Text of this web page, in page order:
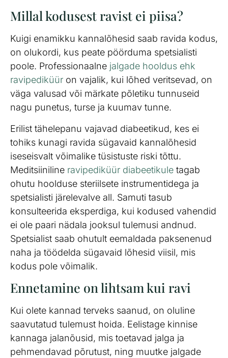
Millal kodusest ravist ei piisa?
Kuigi enamikku kannalõhesid saab ravida kodus,
on olukordi, kus peate pöörduma spetsialisti
poole. Professionaalne jalgade hooldus ehk
ravipediküür on vajalik, kui lõhed veritsevad, on
väga valusad või märkate põletiku tunnuseid
nagu punetus, turse ja kuumav tunne.
Erilist tähelepanu vajavad diabeetikud, kes ei
tohiks kunagi ravida sügavaid kannalõhesid
iseseisvalt võimalike tüsistuste riski tõttu.
Meditsiiniline ravipediküür diabeetikule tagab
ohutu hoolduse steriilsete instrumentidega ja
spetsialisti järelevalve all. Samuti tasub
konsulteerida eksperdiga, kui kodused vahendid
ei ole paari nädala jooksul tulemusi andnud.
Spetsialist saab ohutult eemaldada paksenenud
naha ja töödelda sügavaid lõhesid viisil, mis
kodus pole võimalik.
Ennetamine on lihtsam kui ravi
Kui olete kannad terveks saanud, on oluline
saavutatud tulemust hoida. Eelistage kinnise
kannaga jalanõusid, mis toetavad jalga ja
pehmendavad põrutust, ning muutke jalgade